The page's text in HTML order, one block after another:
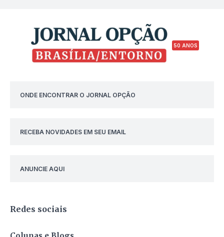
50 ANOS
ONDE ENCONTRAR O JORNAL OPÇÃO
RECEBA NOVIDADES EM SEU EMAIL
ANUNCIE AQUI
Redes sociais